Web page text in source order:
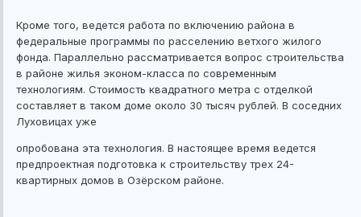
Кроме того, ведется работа по включению района в
федеральные программы по расселению ветхого жилого
фонда. Параллельно рассматривается вопрос строительства
в районе жилья эконом-класса по современным
технологиям. Стоимость квадратного метра с отделкой
составляет в таком доме около 30 тысяч рублей. В соседних
Луховицах уже
опробована эта технология. В настоящее время ведется
предпроектная подготовка к строительству трех 24-
квартирных домов в Озёрском районе.